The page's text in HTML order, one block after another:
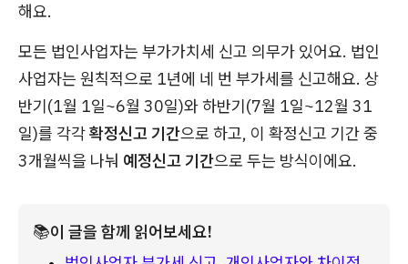
해요.
모든 법인사업자는 부가가치세 신고 의무가 있어요. 법인
사업자는 원칙적으로 1년에 네 번 부가세를 신고해요. 상
반기(1월 1일~6월 30일)와 하반기(7월 1일~12월 31
일)를 각각확정신고 기간으로 하고, 이 확정신고 기간 중
3개월씩을 나눠 예정신고 기간으로 두는 방식이에요.
📚이 글을 함께 읽어보세요!